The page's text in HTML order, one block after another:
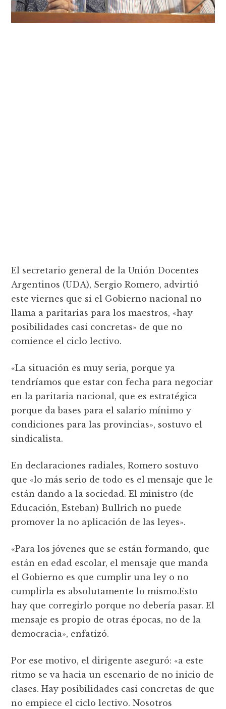
El secretario general de la Unión Docentes
Argentinos (UDA), Sergio Romero, advirtió
este viernes que si el Gobierno nacional no
llama a paritarias para los maestros, «hay
posibilidades casi concretas» de que no
comience el ciclo lectivo.
«La situación es muy seria, porque ya
tendríamos que estar con fecha para negociar
en la paritaria nacional, que es estratégica
porque da bases para el salario mínimo y
condiciones para las provincias», sostuvo el
sindicalista.
En declaraciones radiales, Romero sostuvo
que «lo más serio de todo es el mensaje que le
están dando a la sociedad. El ministro (de
Educación, Esteban) Bullrich no puede
promover la no aplicación de las leyes».
«Para los jóvenes que se están formando, que
están en edad escolar, el mensaje que manda
el Gobierno es que cumplir una ley o no
cumplirla es absolutamente lo mismo.Esto
hay que corregirlo porque no debería pasar. El
mensaje es propio de otras épocas, no de la
democracia», enfatizó.
Por ese motivo, el dirigente aseguró: «a este
ritmo se va hacia un escenario de no inicio de
clases. Hay posibilidades casi concretas de que
no empiece el ciclo lectivo. Nosotros